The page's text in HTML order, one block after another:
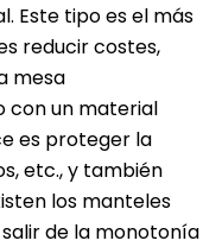
Este tipo es el más
reducir costes,
mesa
con un material
es proteger la
etc., y también
los manteles
de la monotonía